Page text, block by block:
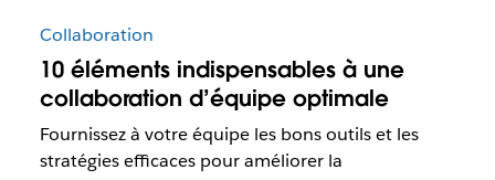
Collaboration
10 éléments indispensables à une
collaboration d’équipe optimale
Fournissez à votre équipe les bons outils et les
stratégies efficaces pour améliorer la